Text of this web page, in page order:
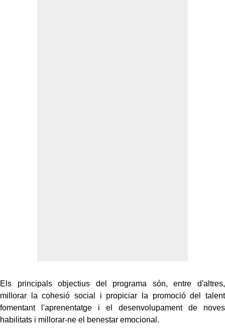
Els principals objectius del programa són, entre d'altres,
millorar la cohesió social i propiciar la promoció del talent
fomentant l'aprenentatge i el desenvolupament de noves
habilitats i millorar-ne el benestar emocional.